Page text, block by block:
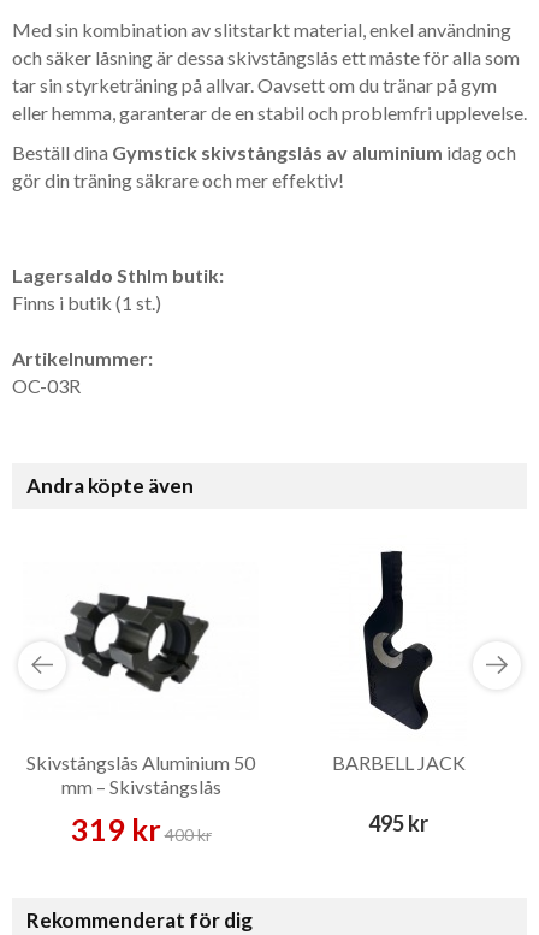
Med sin kombination av slitstarkt material, enkel användning
och säker låsning är dessa skivstångslås ett måste för alla som
tar sin styrketräning på allvar. Oavsett om du tränar på gym
eller hemma, garanterar de en stabil och problemfri upplevelse.
Beställ dina Gymstick skivstångslås av aluminium idag och
gör din träning säkrare och mer effektiv!
Lagersaldo Sthlm butik:
Finns i butik (1 st.)
Artikelnummer:
OC-03R
Andra köpte även
Skivstångslås Aluminium 50
mm – Skivstångslås
319 kr400 kr
BARBELL JACK
495 kr
Rekommenderat för dig